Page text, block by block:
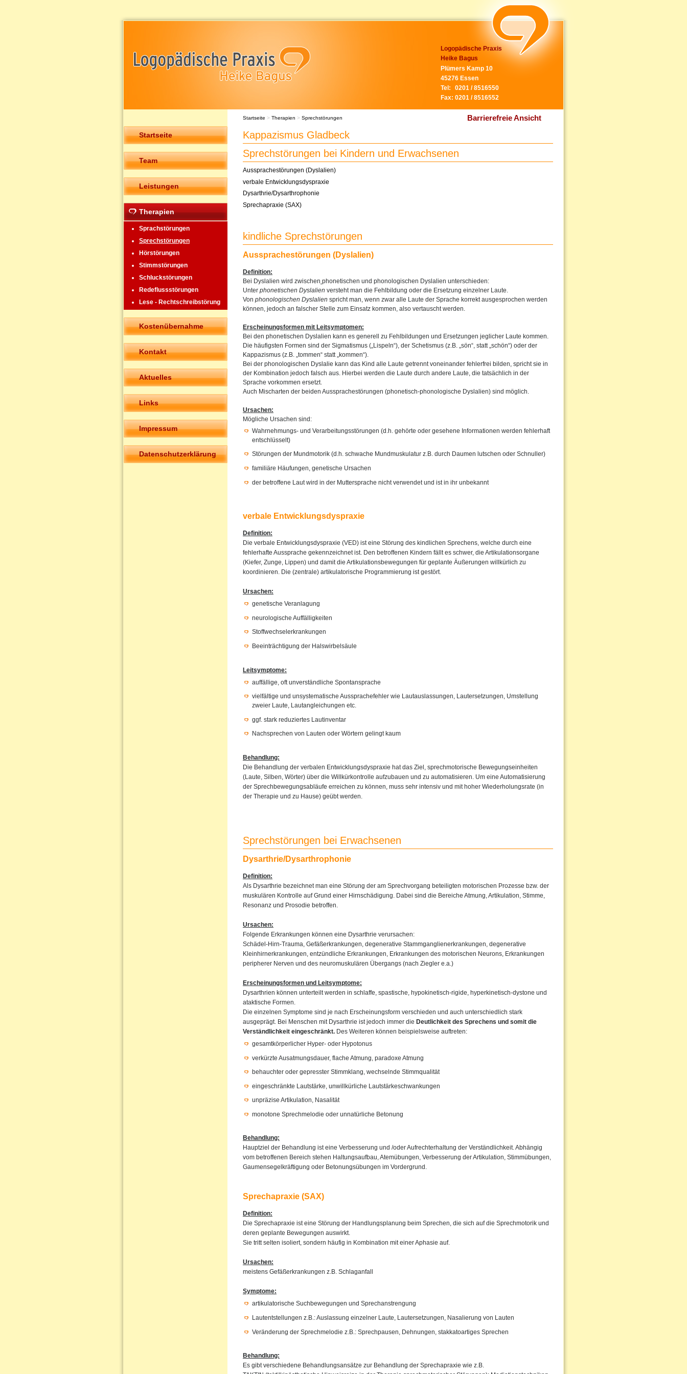
Logopädische Praxis
Heike Bagus
Plümers Kamp 10
45276 Essen
Tel:
0201 / 8516550
Fax: 0201 / 8516552
Barrierefreie Ansicht
Startseite
Team
Leistungen
Therapien
Sprachstörungen
Sprechstörungen
Hörstörungen
Stimmstörungen
Schluckstörungen
Redeflussstörungen
Lese - Rechtschreibstörung
Kostenübernahme
Kontakt
Aktuelles
Links
Impressum
Datenschutzerklärung
Startseite > Therapien > Sprechstörungen
Kappazismus Gladbeck
Sprechstörungen bei Kindern und Erwachsenen
Aussprachestörungen (Dyslalien)
verbale Entwicklungsdyspraxie
Dysarthrie/Dysarthrophonie
Sprechapraxie (SAX)
kindliche Sprechstörungen
Aussprachestörungen (Dyslalien)
Definition:
Bei Dyslalien wird zwischen phonetischen und phonologischen Dyslalien unterschieden:
Unter phonetischen Dyslalien versteht man die Fehlbildung oder die Ersetzung einzelner Laute.
Von phonologischen Dyslalien spricht man, wenn zwar alle Laute der Sprache korrekt ausgesprochen werden
können, jedoch an falscher Stelle zum Einsatz kommen, also vertauscht werden.
Erscheinungsformen mit Leitsymptomen:
Bei den phonetischen Dyslalien kann es generell zu Fehlbildungen und Ersetzungen jeglicher Laute kommen.
Die häufigsten Formen sind der Sigmatismus („Lispeln“), der Schetismus (z.B. „sön“, statt „schön“) oder der
Kappazismus (z.B. „tommen“ statt „kommen“).
Bei der phonologischen Dyslalie kann das Kind alle Laute getrennt voneinander fehlerfrei bilden, spricht sie in
der Kombination jedoch falsch aus. Hierbei werden die Laute durch andere Laute, die tatsächlich in der
Sprache vorkommen ersetzt.
Auch Mischarten der beiden Aussprachestörungen (phonetisch-phonologische Dyslalien) sind möglich.
Ursachen:
Mögliche Ursachen sind:
Wahrnehmungs- und Verarbeitungsstörungen (d.h. gehörte oder gesehene Informationen werden fehlerhaft
entschlüsselt)
Störungen der Mundmotorik (d.h. schwache Mundmuskulatur z.B. durch Daumen lutschen oder Schnuller)
familiäre Häufungen, genetische Ursachen
der betroffene Laut wird in der Muttersprache nicht verwendet und ist in ihr unbekannt
verbale Entwicklungsdyspraxie
Definition:
Die verbale Entwicklungsdyspraxie (VED) ist eine Störung des kindlichen Sprechens, welche durch eine
fehlerhafte Aussprache gekennzeichnet ist. Den betroffenen Kindern fällt es schwer, die Artikulationsorgane
(Kiefer, Zunge, Lippen) und damit die Artikulationsbewegungen für geplante Äußerungen willkürlich zu
koordinieren. Die (zentrale) artikulatorische Programmierung ist gestört.
Ursachen:
genetische Veranlagung
neurologische Auffälligkeiten
Stoffwechselerkrankungen
Beeinträchtigung der Halswirbelsäule
Leitsymptome:
auffällige, oft unverständliche Spontansprache
vielfältige und unsystematische Aussprachefehler wie Lautauslassungen, Lautersetzungen, Umstellung
zweier Laute, Lautangleichungen etc.
ggf. stark reduziertes Lautinventar
Nachsprechen von Lauten oder Wörtern gelingt kaum
Behandlung:
Die Behandlung der verbalen Entwicklungsdyspraxie hat das Ziel, sprechmotorische Bewegungseinheiten
(Laute, Silben, Wörter) über die Willkürkontrolle aufzubauen und zu automatisieren. Um eine Automatisierung
der Sprechbewegungsabläufe erreichen zu können, muss sehr intensiv und mit hoher Wiederholungsrate (in
der Therapie und zu Hause) geübt werden.
Sprechstörungen bei Erwachsenen
Dysarthrie/Dysarthrophonie
Definition:
Als Dysarthrie bezeichnet man eine Störung der am Sprechvorgang beteiligten motorischen Prozesse bzw. der
muskulären Kontrolle auf Grund einer Hirnschädigung. Dabei sind die Bereiche Atmung, Artikulation, Stimme,
Resonanz und Prosodie betroffen.
Ursachen:
Folgende Erkrankungen können eine Dysarthrie verursachen:
Schädel-Hirn-Trauma, Gefäßerkrankungen, degenerative Stammganglienerkrankungen, degenerative
Kleinhirnerkrankungen, entzündliche Erkrankungen, Erkrankungen des motorischen Neurons, Erkrankungen
peripherer Nerven und des neuromuskulären Übergangs (nach Ziegler e.a.)
Erscheinungsformen und Leitsymptome:
Dysarthrien können unterteilt werden in schlaffe, spastische, hypokinetisch-rigide, hyperkinetisch-dystone und
ataktische Formen.
Die einzelnen Symptome sind je nach Erscheinungsform verschieden und auch unterschiedlich stark
ausgeprägt. Bei Menschen mit Dysarthrie ist jedoch immer die Deutlichkeit des Sprechens und somit die
Verständlichkeit eingeschränkt. Des Weiteren können beispielsweise auftreten:
gesamtkörperlicher Hyper- oder Hypotonus
verkürzte Ausatmungsdauer, flache Atmung, paradoxe Atmung
behauchter oder gepresster Stimmklang, wechselnde Stimmqualität
eingeschränkte Lautstärke, unwillkürliche Lautstärkeschwankungen
unpräzise Artikulation, Nasalität
monotone Sprechmelodie oder unnatürliche Betonung
Behandlung:
Hauptziel der Behandlung ist eine Verbesserung und /oder Aufrechterhaltung der Verständlichkeit. Abhängig
vom betroffenen Bereich stehen Haltungsaufbau, Atemübungen, Verbesserung der Artikulation, Stimmübungen,
Gaumensegelkräftigung oder Betonungsübungen im Vordergrund.
Sprechapraxie (SAX)
Definition:
Die Sprechapraxie ist eine Störung der Handlungsplanung beim Sprechen, die sich auf die Sprechmotorik und
deren geplante Bewegungen auswirkt.
Sie tritt selten isoliert, sondern häufig in Kombination mit einer Aphasie auf.
Ursachen:
meistens Gefäßerkrankungen z.B. Schlaganfall
Symptome:
artikulatorische Suchbewegungen und Sprechanstrengung
Lautentstellungen z.B.: Auslassung einzelner Laute, Lautersetzungen, Nasalierung von Lauten
Veränderung der Sprechmelodie z.B.: Sprechpausen, Dehnungen, stakkatoartiges Sprechen
Behandlung:
Es gibt verschiedene Behandlungsansätze zur Behandlung der Sprechapraxie wie z.B.